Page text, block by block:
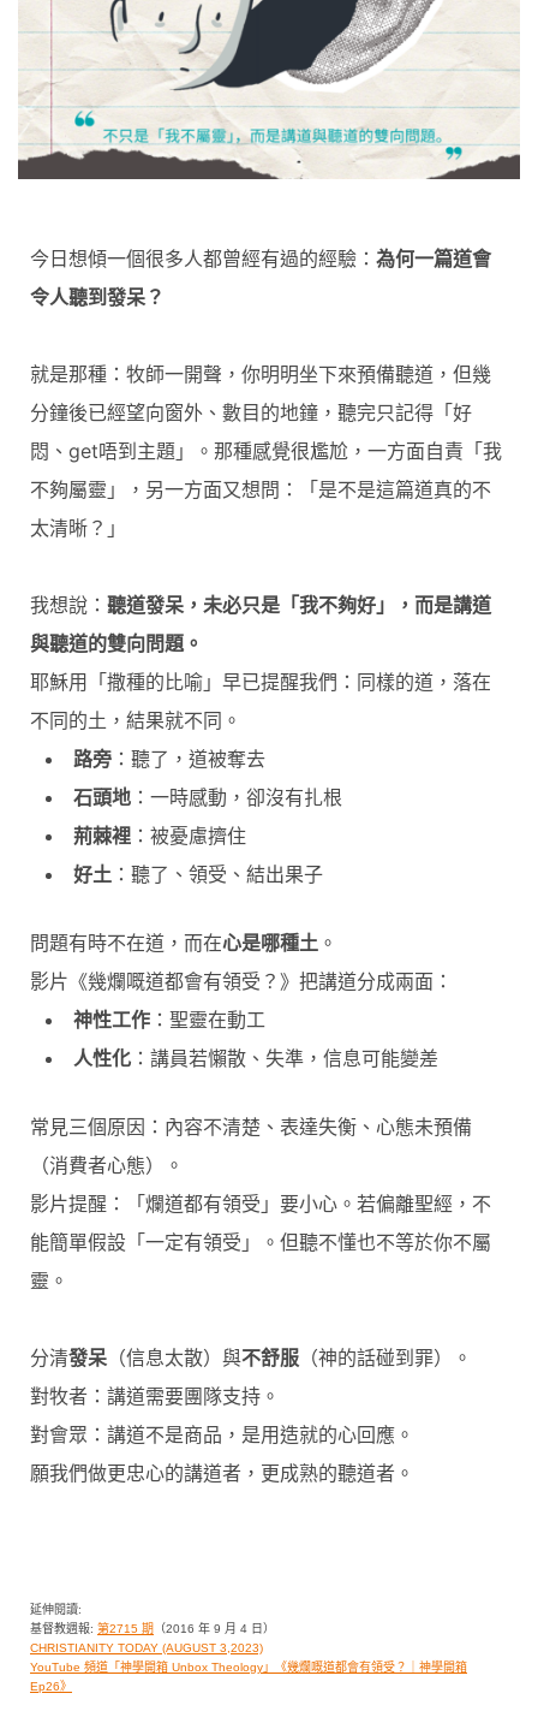
今日想傾一個很多人都曾經有過的經驗： 為何一篇道會
令人聽到發呆？
就是那種：牧師一開聲，你明明坐下來預備聽道，但幾
分鐘後已經望向窗外、數目的地鐘，聽完只記得「好
悶、get唔到主題」。那種感覺很尷尬，一方面自責「我
不夠屬靈」，另一方面又想問：「是不是這篇道真的不
太清晰？」
我想說： 聽道發呆，未必只是「我不夠好」，而是講道
與聽道的雙向問題。
耶穌用「撒種的比喻」早已提醒我們：同樣的道，落在
不同的土，結果就不同。
路旁 ：聽了，道被奪去
石頭地 ：一時感動，卻沒有扎根
荊棘裡 ：被憂慮擠住
好土 ：聽了、領受、結出果子
問題有時不在道，而在心是哪種土 。
影片《幾爛嘅道都會有領受？》把講道分成兩面：
神性工作 ：聖靈在動工
人性化 ：講員若懶散、失準，信息可能變差
常見三個原因：內容不清楚、表達失衡、心態未預備
（消費者心態）。
影片提醒：「爛道都有領受」要小心。若偏離聖經，不
能簡單假設「一定有領受」。但聽不懂也不等於你不屬
靈。
分清發呆 （信息太散）與不舒服 （神的話碰到罪）。
對牧者：講道需要團隊支持。
對會眾：講道不是商品，是用造就的心回應。
願我們做更忠心的講道者，更成熟的聽道者。
延伸閱讀:
基督教週報: 第2715 期 （2016 年 9 月 4 日）
CHRISTIANITY TODAY (AUGUST 3,2023)
YouTube 頻道「神學開箱 Unbox Theology」《幾爛嘅道都會有領受？｜神學開箱
Ep26》